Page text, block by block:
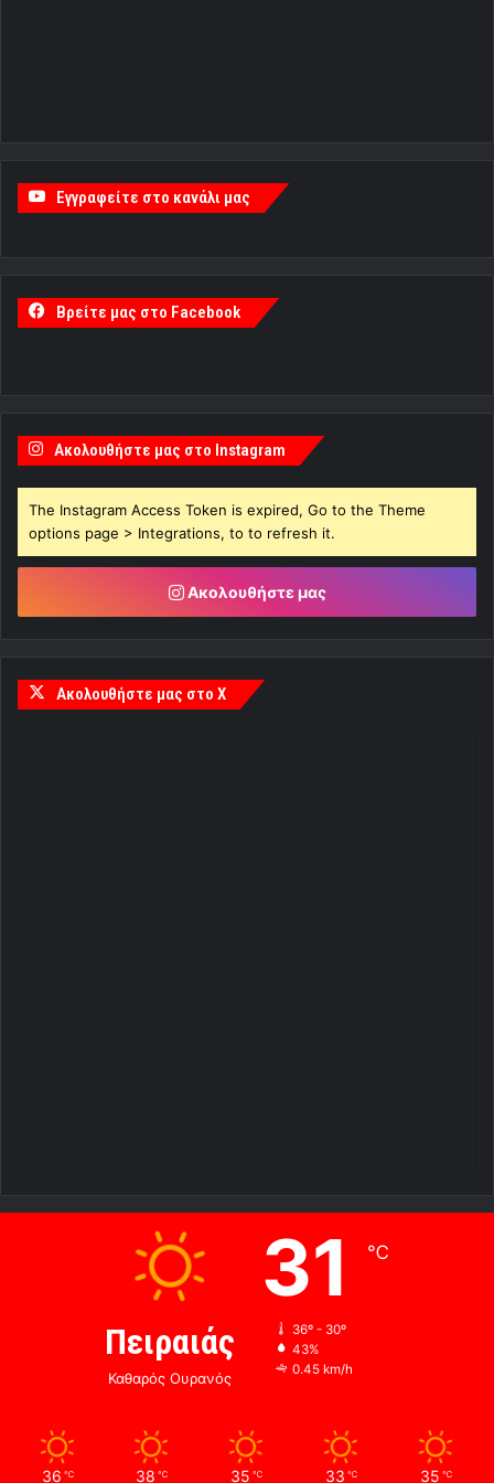
Εγγραφείτε στο κανάλι μας
Βρείτε μας στο Facebook
Ακολουθήστε μας στο Instagram
The Instagram Access Token is expired, Go to the Theme
options page > Integrations, to to refresh it.
Ακολουθήστε μας
Ακολουθήστε μας στο X
Πειραιάς
Καθαρός Ουρανός
31 ℃
36º - 30º
43%
0.45 km/h
36 ℃ 38 ℃ 35 ℃ 33 ℃ 35 ℃